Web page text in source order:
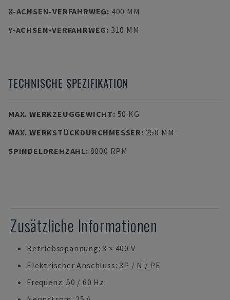
X-ACHSEN-VERFAHRWEG: 400 MM
Y-ACHSEN-VERFAHRWEG: 310 MM
TECHNISCHE SPEZIFIKATION
MAX. WERKZEUGGEWICHT: 50 KG
MAX. WERKSTÜCKDURCHMESSER: 250 MM
SPINDELDREHZAHL: 8000 RPM
Zusätzliche Informationen
Betriebsspannung: 3 × 400 V
Elektrischer Anschluss: 3P / N / PE
Frequenz: 50 / 60 Hz